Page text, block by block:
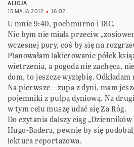
ALICJA
15 MAJA 2012
16:02
U mnie 9:40, pochmurno i 18C.
Nic bym nie miała przeciw
wczesnej pory, coś by się na
Planowałam lakierowanie półek
wietrzenia, a pogoda nie zachęca,
dom, to jeszcze wyziębię.
Na pierwsze – zupa z dyni, mam
pojemniki z pulpą dyniową. Na
w tym celu muszę udać się Za Róg.
Do czytania dalszy ciąg „Dzienników
Hugo-Badera, pewnie by się
lektura reportażowa.